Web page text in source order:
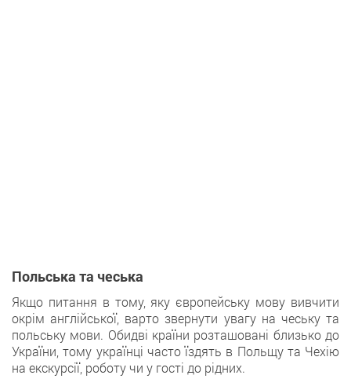
Польська та чеська
Якщо питання в тому, яку європейську мову вивчити
окрім англійської, варто звернути увагу на чеську та
польську мови. Обидві країни розташовані близько до
України, тому українці часто їздять в Польщу та Чехію
на екскурсії, роботу чи у гості до рідних.